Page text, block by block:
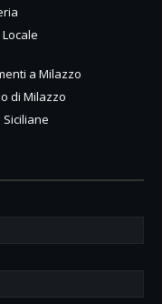
a Milazzo
di Milazzo
Siciliane